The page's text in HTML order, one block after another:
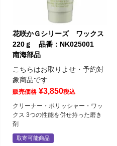
花咲かＧシリーズ ワックス
220ｇ 品番：NK025001
南海部品
こちらはお取りよせ・予約対
象商品です
販売価格 ¥3,850税込
クリーナー・ポリッシャー・ワッ
クス 3つの性能を併せ持った磨き
剤
取寄可能商品